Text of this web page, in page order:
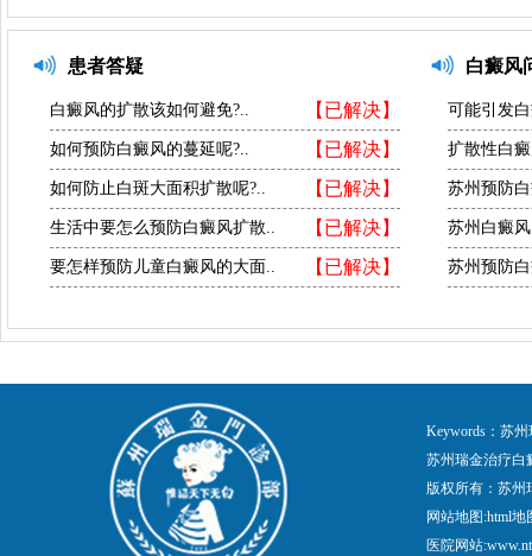
患者答疑
【已解决】
白癜风的扩散该如何避免?..
【已解决】
如何预防白癜风的蔓延呢?..
【已解决】
如何防止白斑大面积扩散呢?..
【已解决】
生活中要怎么预防白癜风扩散..
【已解决】
要怎样预防儿童白癜风的大面..
白癜风
可能引发
扩散性白
苏州预防
苏州白癜
苏州预防
Keywords：苏
苏州瑞金治疗白
版权所有：苏
网站地图:html地
医院网站